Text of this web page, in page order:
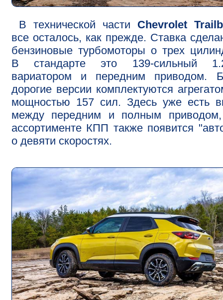
В технической части Chevrolet
все осталось, как прежде. Ставка
бензиновые турбомоторы о трех
В стандарте это 139-сильный
вариатором и передним приводом.
дорогие версии комплектуются
мощностью 157 сил. Здесь уже есть
между передним и полным
ассортименте КПП также появится
о девяти скоростях.